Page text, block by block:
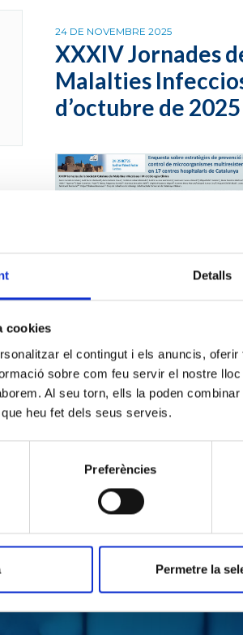
Detalls
cookies
el contingut i els anuncis,
sobre com feu servir el nostre
Al seu torn, ells la poden
heu fet dels seus serveis.
Preferències
Permetre la
24 DE NOVEMBRE 2025
XXXIV Jornades
Malalties
d’octubre de 2025
microorganismes multiresistents en
centres hospitalaris de Catalunya